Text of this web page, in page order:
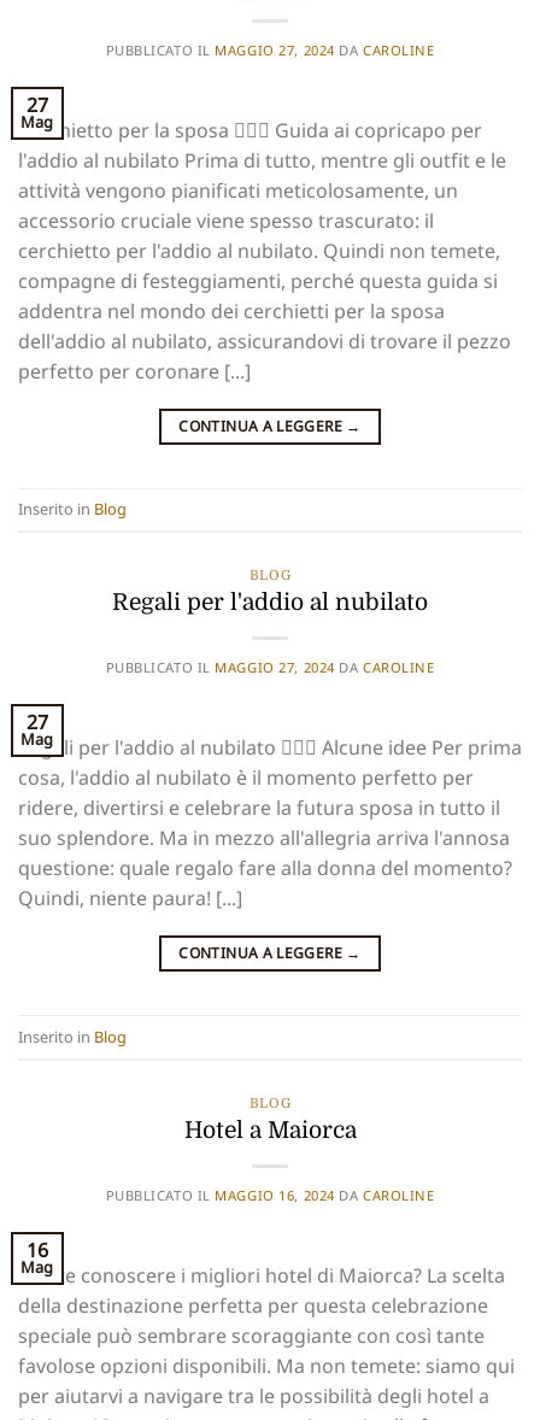
PUBBLICATO IL MAGGIO 27, 2024 DA CAROLINE
27
Mag
Cerchietto per la sposa 👰🏻‍♀️ Guida ai copricapo per
l'addio al nubilato Prima di tutto, mentre gli outfit e le
attività vengono pianificati meticolosamente, un
accessorio cruciale viene spesso trascurato: il
cerchietto per l'addio al nubilato. Quindi non temete,
compagne di festeggiamenti, perché questa guida si
addentra nel mondo dei cerchietti per la sposa
dell'addio al nubilato, assicurandovi di trovare il pezzo
perfetto per coronare [...]
CONTINUA A LEGGERE →
Inserito in Blog
BLOG
Regali per l'addio al nubilato
PUBBLICATO IL MAGGIO 27, 2024 DA CAROLINE
27
Mag
Regali per l'addio al nubilato 👰🏻‍♀️ Alcune idee Per prima
cosa, l'addio al nubilato è il momento perfetto per
ridere, divertirsi e celebrare la futura sposa in tutto il
suo splendore. Ma in mezzo all'allegria arriva l'annosa
questione: quale regalo fare alla donna del momento?
Quindi, niente paura! [...]
CONTINUA A LEGGERE →
Inserito in Blog
BLOG
Hotel a Maiorca
PUBBLICATO IL MAGGIO 16, 2024 DA CAROLINE
16
Mag
Volete conoscere i migliori hotel di Maiorca? La scelta
della destinazione perfetta per questa celebrazione
speciale può sembrare scoraggiante con così tante
favolose opzioni disponibili. Ma non temete: siamo qui
per aiutarvi a navigare tra le possibilità degli hotel a